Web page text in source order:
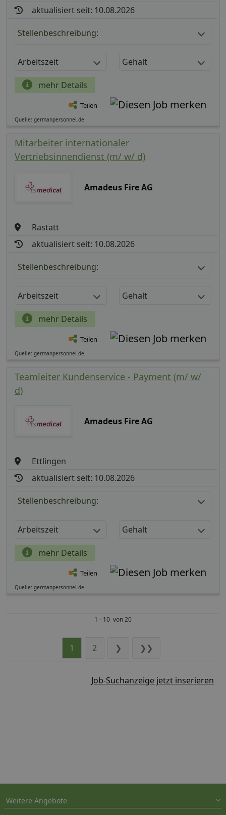
aktualisiert seit: 10.08.2026
Stellenbeschreibung:
Arbeitszeit Gehalt
mehr Details
Teilen
Quelle: germanpersonnel.de
Mitarbeiter internationaler
Vertriebsinnendienst (m/ w/ d)
Amadeus Fire AG
Rastatt
aktualisiert seit: 10.08.2026
Stellenbeschreibung:
Arbeitszeit Gehalt
mehr Details
Teilen
Quelle: germanpersonnel.de
Teamleiter Kundenservice - Payment (m/ w/
d)
Amadeus Fire AG
Ettlingen
aktualisiert seit: 10.08.2026
Stellenbeschreibung:
Arbeitszeit Gehalt
mehr Details
Teilen
Quelle: germanpersonnel.de
1 - 10 von 20
1 2 ❯ ❯❯
Job-Suchanzeige jetzt inserieren
Weitere Angebote